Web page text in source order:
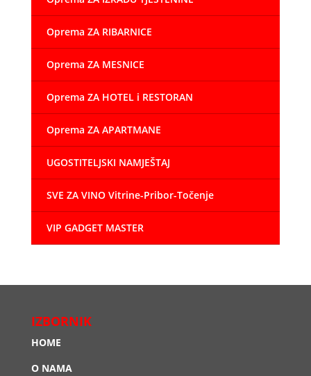
Oprema ZA RIBARNICE
Oprema ZA MESNICE
Oprema ZA HOTEL i RESTORAN
Oprema ZA APARTMANE
UGOSTITELJSKI NAMJEŠTAJ
SVE ZA VINO Vitrine-Pribor-Točenje
VIP GADGET MASTER
IZBORNIK
HOME
O NAMA